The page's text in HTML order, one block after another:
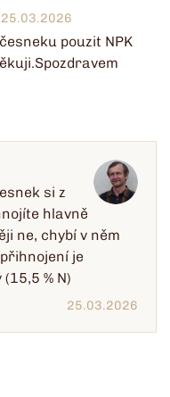
25.03.2026
pouzit NPK
si z
hlavně
ne, chybí v něm
je
% N)
25.03.2026